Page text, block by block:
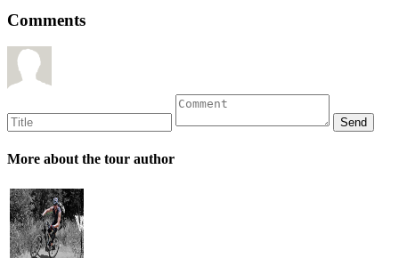
Comments
More about the tour author